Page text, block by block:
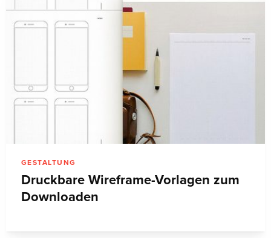
GESTALTUNG
Druckbare Wireframe-Vorlagen zum
Downloaden